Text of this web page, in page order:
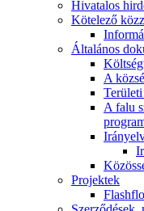
Hivatalos
Kötelező
Általános
A
A falu
Projektek